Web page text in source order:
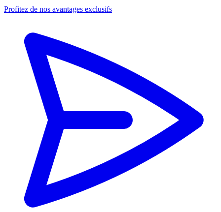
Profitez de nos avantages exclusifs